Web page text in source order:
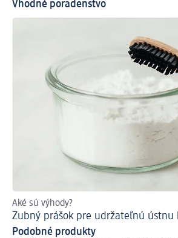
Vhodné poradenstvo
Aké sú výhody?
Zubný prášok pre udržateľnú ústnu
Podobné produkty